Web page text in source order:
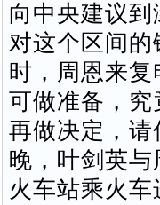
向中央建议
对这个区间的
时，周恩来
可做准备，
再做决定，请
晚，叶剑英
火车站乘火